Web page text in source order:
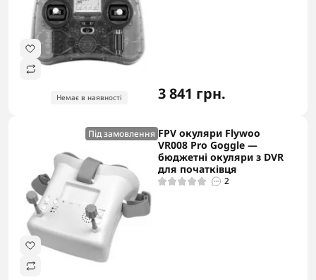
Немає в наявності 3 841 грн.
Під замовлення FPV окуляри Flywoo
VR008 Pro Goggle —
бюджетні окуляри з DVR
для початківця
2